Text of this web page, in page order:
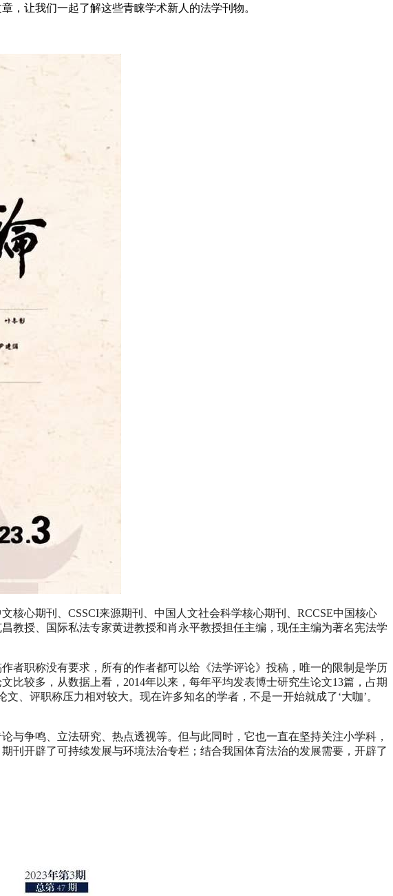
，让我们一起了解这些青睐学术新人的法学刊物。
核心期刊、CSSCI来源期刊、中国人文社会科学核心期刊、RCCSE中国核心
教授、国际私法专家黄进教授和肖永平教授担任主编，现任主编为著名宪法学
者职称没有要求，所有的作者都可以给《法学评论》投稿，唯一的限制是学历
较多，从数据上看，2014年以来，每年平均发表博士研究生论文13篇，占期
、评职称压力相对较大。现在许多知名的学者，不是一开始就成了‘大咖’。
争鸣、立法研究、热点透视等。但与此同时，它也一直在坚持关注小学科，
刊开辟了可持续发展与环境法治专栏；结合我国体育法治的发展需要，开辟了